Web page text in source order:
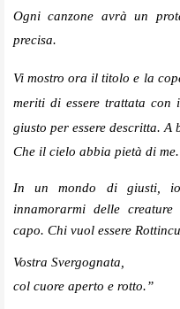
Ogni canzone avrà un
precisa.
Vi mostro ora il titolo e la
meriti di essere trattata
giusto per essere descritta. A
Che il cielo abbia pietà di me.
In un mondo di giusti, io
innamorarmi delle
capo. Chi vuol essere
Vostra Svergognata,
col cuore aperto e rotto.”